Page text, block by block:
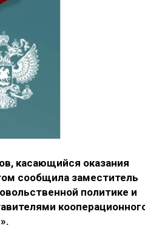
касающийся оказания
сообщила заместитель
политике и